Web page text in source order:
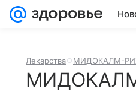
Лекарства МИДОКАЛМ-